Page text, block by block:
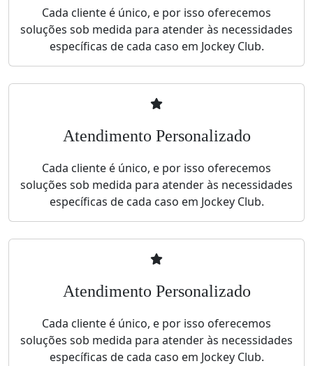
Cada cliente é único, e por isso oferecemos
soluções sob medida para atender às necessidades
específicas de cada caso em Jockey Club.
Atendimento Personalizado
Cada cliente é único, e por isso oferecemos
soluções sob medida para atender às necessidades
específicas de cada caso em Jockey Club.
Atendimento Personalizado
Cada cliente é único, e por isso oferecemos
soluções sob medida para atender às necessidades
específicas de cada caso em Jockey Club.